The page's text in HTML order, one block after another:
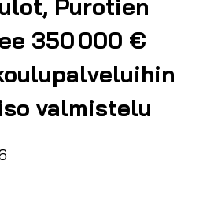
Purotien
350 000 €
valmistelu